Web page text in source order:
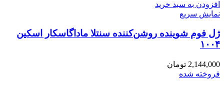
افزودن به سبد خرید
نمایش سریع
ژل فوم شوینده روشن‌کننده سنتلا ماداگاسکار اسکین
۱۰۰۴
2,144,000 تومان
فروخته شده